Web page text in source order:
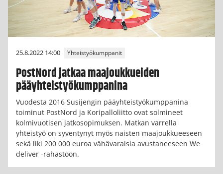
25.8.2022 14:00 Yhteistyökumppanit
PostNord jatkaa maajoukkueiden
pääyhteistyökumppanina
Vuodesta 2016 Susijengin pääyhteistyökumppanina
toiminut PostNord ja Koripalloliitto ovat solmineet
kolmivuotisen jatkosopimuksen. Matkan varrella
yhteistyö on syventynyt myös naisten maajoukkueeseen
sekä liki 200 000 euroa vähävaraisia avustaneeseen We
deliver -rahastoon.